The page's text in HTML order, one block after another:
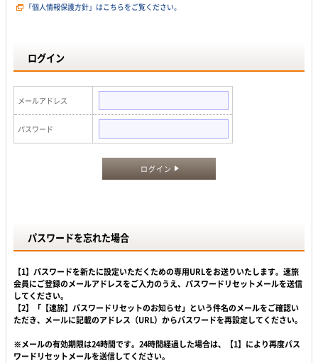
「個人情報保護方針」はこちらをご覧ください。
ログイン
メールアドレス
パスワード
ログイン
パスワードを忘れた場合
【1】パスワードを新たに設定いただくための専用URLをお送りいたします。速旅
会員にご登録のメールアドレスをご入力のうえ、パスワードリセットメールを送信
してください。
【2】「【速旅】パスワードリセットのお知らせ」という件名のメールをご確認い
ただき、メールに記載のアドレス（URL）からパスワードを再設定してください。
※メールの有効期限は24時間です。24時間経過した場合は、【1】により再度パス
ワードリセットメールを送信してください。